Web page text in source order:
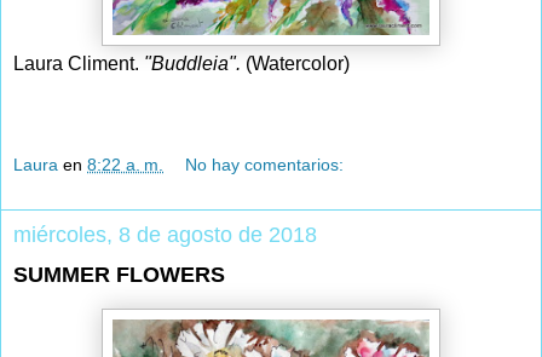
Laura Climent. "Buddleia". (Watercolor)
Laura en 8:22 a. m. No hay comentarios:
miércoles, 8 de agosto de 2018
SUMMER FLOWERS